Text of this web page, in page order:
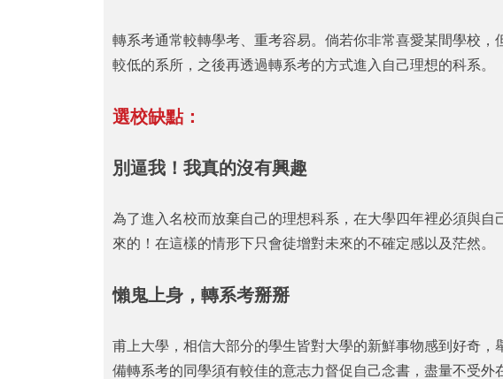
轉系考通常較轉學考、重考容易。倘若你非常喜愛某間學校
較低的系所，之後再透過轉系考的方式進入自己理想的科系。
選校缺點：
別逼我！我真的沒有興趣
為了進入名校而放棄自己的理想科系，在大學四年裡必須與
來的！在這樣的情形下只會徒增對未來的不確定感以及茫然。
懶鬼上身，轉系考掰掰
甫上大學，相信大部分的學生皆對大學的新鮮事物感到好奇
備轉系考的同學須有較佳的意志力督促自己念書，盡量不受